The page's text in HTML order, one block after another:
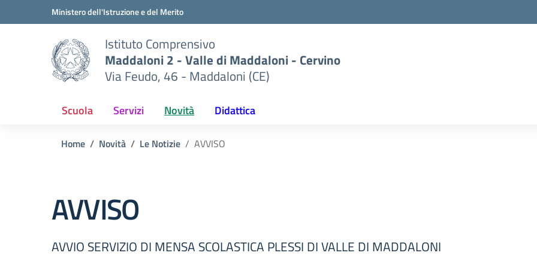
Vai ai contenuti
Vai al menu di navigazioneMinistero dell'Istruzione e del Merito
Istituto Comprensivo
Maddaloni 2 - Valle di Maddaloni - Cervino
Via Feudo, 46 - Maddaloni (CE)
Scuola Servizi Novità Didattica
Home Novità Le Notizie AVVISO
AVVISO
AVVIO SERVIZIO DI MENSA SCOLASTICA PLESSI DI VALLE DI MADDALONI